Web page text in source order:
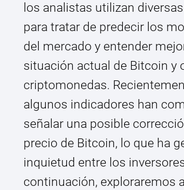
los analistas utilizan
para tratar de predecir los
del mercado y entender
situación actual de Bitcoin y
criptomonedas.
algunos indicadores han
señalar una posible
precio de Bitcoin, lo que ha
inquietud entre los
continuación, exploraremos